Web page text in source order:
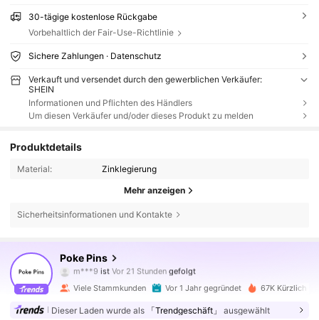
30-tägige kostenlose Rückgabe
Vorbehaltlich der Fair-Use-Richtlinie
Sichere Zahlungen · Datenschutz
Verkauft und versendet durch den gewerblichen Verkäufer:
SHEIN
Informationen und Pflichten des Händlers
Um diesen Verkäufer und/oder dieses Produkt zu melden
Produktdetails
Material: Zinklegierung
Mehr anzeigen
Sicherheitsinformationen und Kontakte
Poke Pins
m***9ist Vor 21 Stunden
t***aist am Durchsuchen
4,92
11K Follower
Viele Stammkunden Vor 1 Jahr gegründet 67K Kürzlich
Dieser Laden wurde als 「Trendgeschäft」 ausgewählt